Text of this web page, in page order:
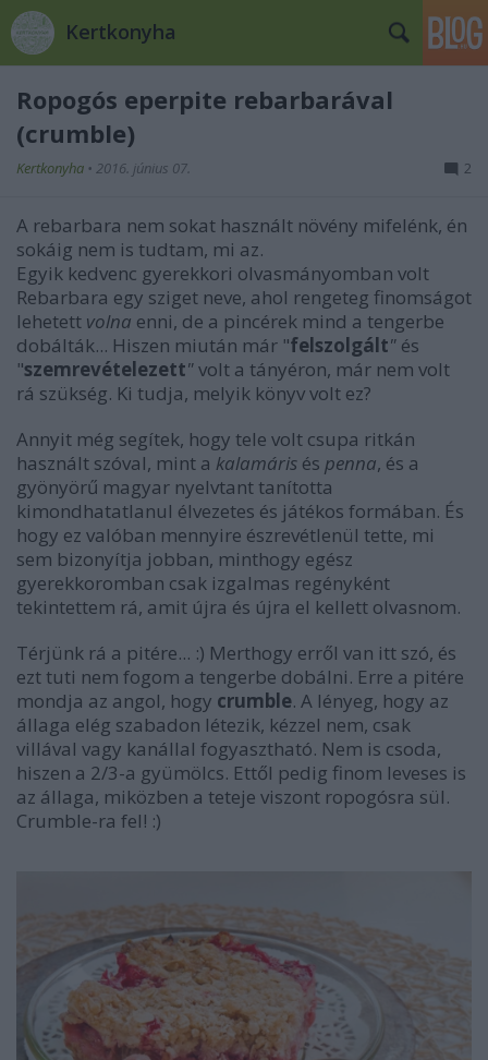
Kertkonyha
Ropogós eperpite rebarbarával
(crumble)
Kertkonyha • 2016. június 07. 2
A rebarbara nem sokat használt növény mifelénk, én
sokáig nem is tudtam, mi az.
Egyik kedvenc gyerekkori olvasmányomban volt
Rebarbara egy sziget neve, ahol rengeteg finomságot
lehetett volna enni, de a pincérek mind a tengerbe
dobálták... Hiszen miután már "felszolgált" és
"szemrevételezett"volt a tányéron, már nem volt
rá szükség. Ki tudja, melyik könyv volt ez?
Annyit még segítek, hogy tele volt csupa ritkán
használt szóval, mint a kalamáris és penna, és a
gyönyörű magyar nyelvtant tanította
kimondhatatlanul élvezetes és játékos formában. És
hogy ez valóban mennyire észrevétlenül tette, mi
sem bizonyítja jobban, minthogy egész
gyerekkoromban csak izgalmas regényként
tekintettem rá, amit újra és újra el kellett olvasnom.
Térjünk rá a pitére... :) Merthogy erről van itt szó, és
ezt tuti nem fogom a tengerbe dobálni. Erre a pitére
mondja az angol, hogy crumble. A lényeg, hogy az
állaga elég szabadon létezik, kézzel nem, csak
villával vagy kanállal fogyasztható. Nem is csoda,
hiszen a 2/3-a gyümölcs. Ettől pedig finom leveses is
az állaga, miközben a teteje viszont ropogósra sül.
Crumble-ra fel! :)